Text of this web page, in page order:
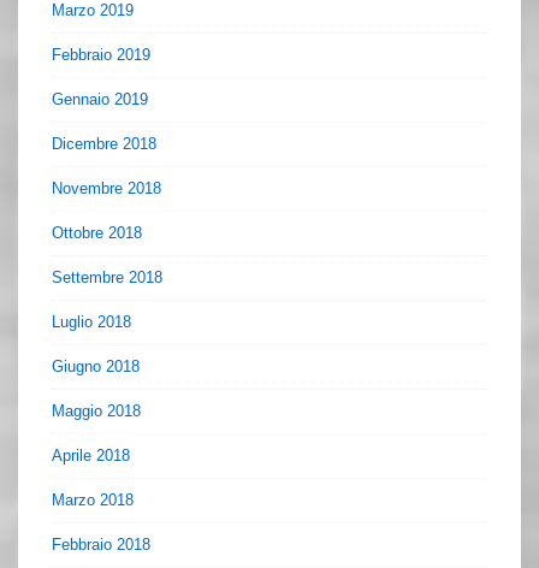
Marzo 2019
Febbraio 2019
Gennaio 2019
Dicembre 2018
Novembre 2018
Ottobre 2018
Settembre 2018
Luglio 2018
Giugno 2018
Maggio 2018
Aprile 2018
Marzo 2018
Febbraio 2018